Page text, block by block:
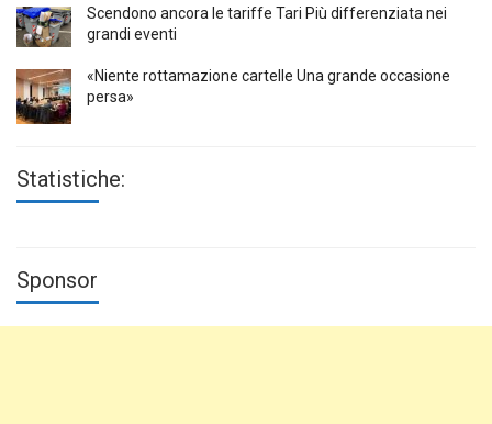
Scendono ancora le tariffe Tari Più differenziata nei
grandi eventi
«Niente rottamazione cartelle Una grande occasione
persa»
Statistiche:
Sponsor